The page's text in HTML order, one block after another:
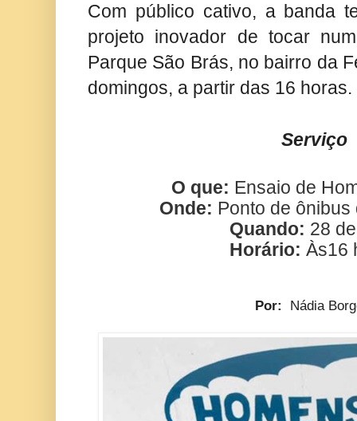
Com público cativo, a banda
projeto inovador de tocar
Parque São Brás, no bairro da
domingos, a partir das 16
Serviço
O que: Ensaio de
Onde: Ponto de
Quando: 28
Horário: Às16
Por: Nádia